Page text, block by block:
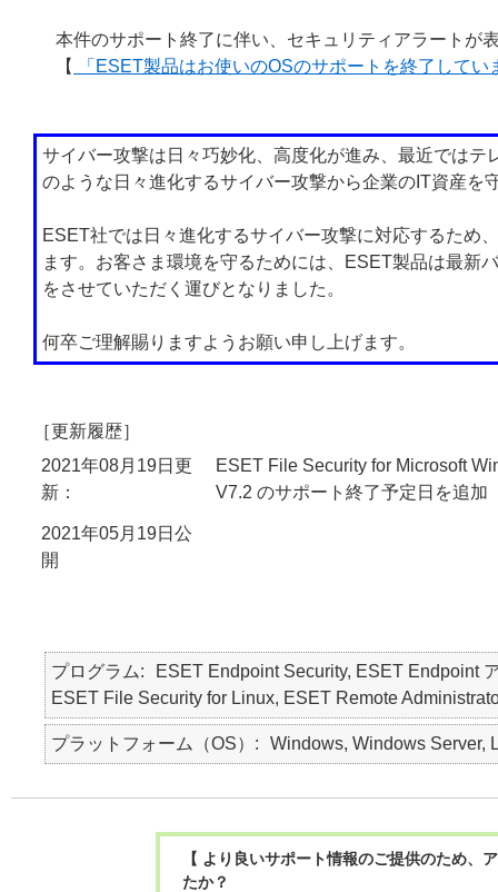
本件のサポート終了に伴い、セキュリティアラートが
【
「ESET製品はお使いのOSのサポートを終了して
サイバー攻撃は日々巧妙化、高度化が進み、最近では
のような日々進化するサイバー攻撃から企業のIT資産
ESET社では日々進化するサイバー攻撃に対応するため
ます。お客さま環境を守るためには、ESET製品は最新
をさせていただく運びとなりました。
何卒ご理解賜りますようお願い申し上げます。
［更新履歴］
2021年08月19日更
新：
ESET File Security for Microsoft
V7.2 のサポート終了予定日を追加
2021年05月19日公
開
プログラム
ESET Endpoint Security, ESET Endpoint
ESET File Security for Linux, ESET Remote
プラットフォーム（OS） Windows, Windows Server,
【 より良いサポート情報のご提供のため
たか？